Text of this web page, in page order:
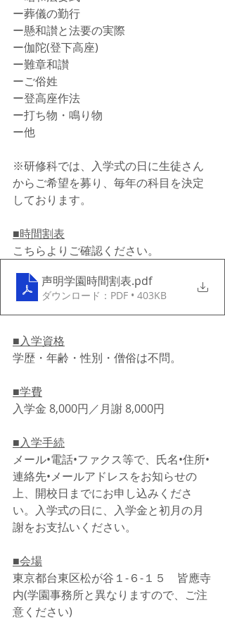
ー葬儀の勤行
ー懸和讃と法要の実際
ー伽陀(登下高座)
ー難章和讃
ーご俗姓
ー登高座作法
ー打ち物・鳴り物
ー他
※研修科では、入学式の日に生徒さん
からご希望を募り、毎年の科目を決定
しております。
■時間割表
こちらよりご確認ください。
声明学園時間割表.pdf
ダウンロード：PDF • 403KB
■入学資格
学歴・年齢・性別・僧俗は不問。
■学費
入学金 8,000円／月謝 8,000円
■入学手続
メール•電話•ファクス等で、氏名•住所•
連絡先•メールアドレスをお知らせの
上、開校日までにお申し込みくださ
い。入学式の日に、入学金と初月の月
謝をお支払いください。
■会場
東京都台東区松が谷１-６-１５　皆應寺
内(学園事務所と異なりますので、ご注
意ください)